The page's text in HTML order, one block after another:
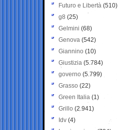
Futuro e Libertà (510)
g8 (25)
Gelmini (68)
Genova (542)
Giannino (10)
Giustizia (5.784)
governo (5.799)
Grasso (22)
Green Italia (1)
Grillo (2.941)
Idv (4)